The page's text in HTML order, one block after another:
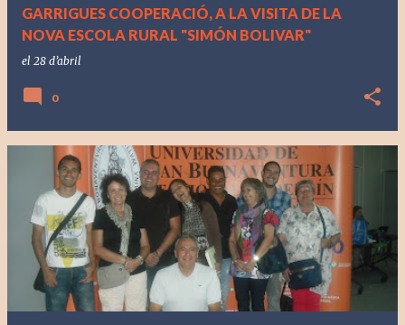
GARRIGUES COOPERACIÓ, A LA VISITA DE LA
NOVA ESCOLA RURAL "SIMÓN BOLIVAR"
el 28 d’abril
0